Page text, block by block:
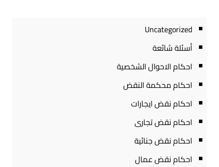
Uncategorized
أسئلة شائعة
احكام الاحوال الشخصية
احكام محكمة النقض
احكام نقض ايجارات
احكام نقض تجارى
احكام نقض جنائية
احكام نقض عمال